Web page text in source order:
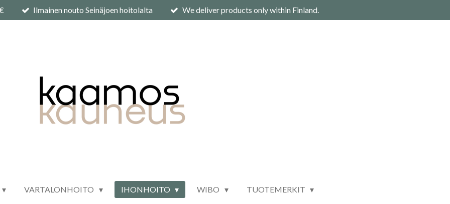
Ilmainen nouto Seinäjoen hoitolalta We deliver products only within Finland.
VARTALONHOITO IHONHOITO WIBO TUOTEMERKIT